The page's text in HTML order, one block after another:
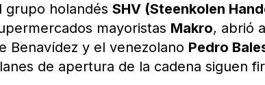
grupo holandésSHV (Steenkolen
mayoristas Makro, abrió
Benavídez y el venezolano Pedro
de apertura de la cadena siguen